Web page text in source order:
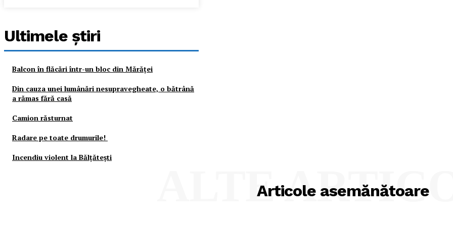
Ultimele ştiri
Balcon în flăcări într-un bloc din Mărăţei
Din cauza unei lumânări nesupravegheate, o bătrână
a rămas fără casă
Camion răsturnat
Radare pe toate drumurile!
Incendiu violent la Bălţăteşti
Articole asemănătoare
ALTE